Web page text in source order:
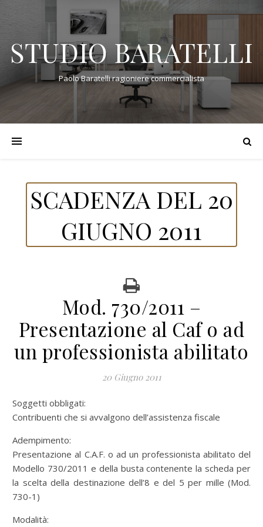
STUDIO BARATELLI
Paolo Baratelli ragioniere commercialista
SCADENZA DEL 20
GIUGNO 2011
Mod. 730/2011 –
Presentazione al Caf o ad
un professionista abilitato
20 Giugno 2011
Soggetti obbligati:
Contribuenti che si avvalgono dell’assistenza fiscale
Adempimento:
Presentazione al C.A.F. o ad un professionista abilitato del
Modello 730/2011 e della busta contenente la scheda per
la scelta della destinazione dell’8 e del 5 per mille (Mod.
730-1)
Modalità: